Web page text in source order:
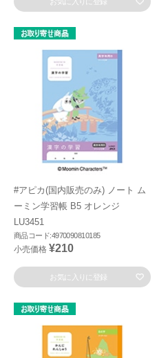
#アピカ(国内販売のみ) ノート ム
ーミン学習帳 B5 オレンジ
LU3451
商品コード:4970090810185
小売価格 ¥210
お気に入りに登録